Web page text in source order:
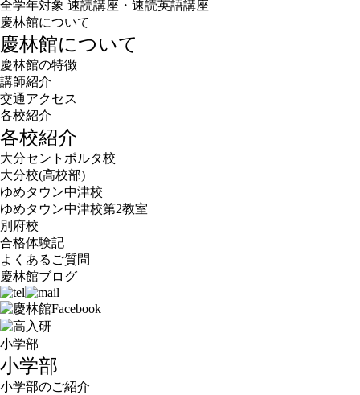
全学年対象 速読講座・速読英語講座
慶林館について
慶林館について
慶林館の特徴
講師紹介
交通アクセス
各校紹介
各校紹介
大分セントポルタ校
大分校(高校部)
ゆめタウン中津校
ゆめタウン中津校第2教室
別府校
合格体験記
よくあるご質問
慶林館ブログ
小学部
小学部
小学部のご紹介